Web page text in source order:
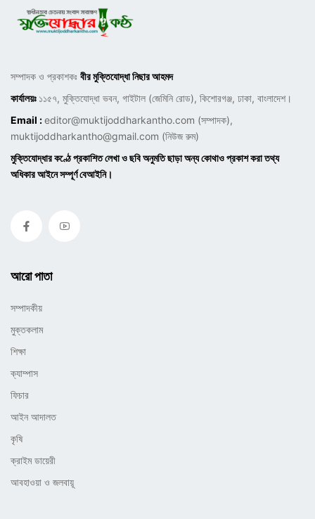
সম্পাদক ও প্রকাশকঃ বীর মুক্তিযোদ্ধা নিছার আহমদ
কার্যালয়ঃ ১১৫৭, মুক্তিযোদ্ধা ভবন, গাইটাল (জেমিনি রোড), কিশোরগঞ্জ, ঢাকা, বাংলাদেশ।
Email :editor@muktijoddharkantho.com (সম্পাদক),
muktijoddharkantho@gmail.com (নিউজ রুম)
মুক্তিযোদ্ধার কণ্ঠে প্রকাশিত লেখা ও ছবি অনুমতি ছাড়া অন্য কোথাও প্রকাশ করা তথ্য
অধিকার আইনে সম্পূর্ণ বেআইনি।
আরো পাতা
সম্পাদকীয়
মুক্তকলাম
শিক্ষা
ক্যাম্পাস
ফিচার
আইন আদালত
কৃষি
ক্রাইম ডায়েরী
আবহাওয়া ও জলবায়ূ